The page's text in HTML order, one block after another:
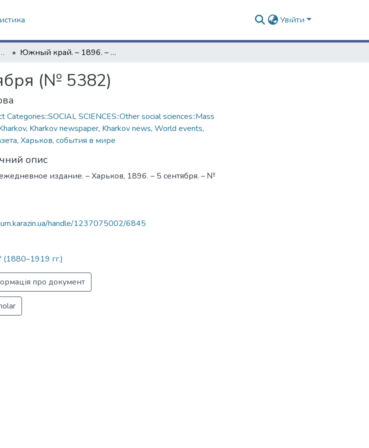
Увійти
гг.) Южный край. – 1896. – 5 сентября (№ 5382)
(№ 5382)
Categories::SOCIAL SCIENCES::Other social sciences::Mass
, Kharkov newspaper, Kharkov news, World events,
, Харьков, события в мире
опис
издание. – Харьков, 1896. – 5 сентября. – №
handle/1237075002/6845
гг.)
про документ